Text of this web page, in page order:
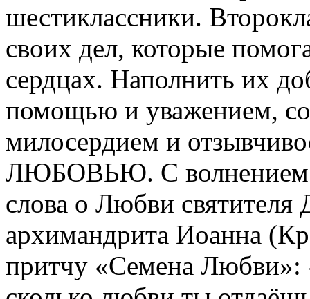
шестиклассники.
своих дел, которые
сердцах. Наполнить их
помощью и уважением,
милосердием и
ЛЮБОВЬЮ. С волнением и
слова о Любви святителя
архимандрита Иоанна
притчу «Семена Любви»: